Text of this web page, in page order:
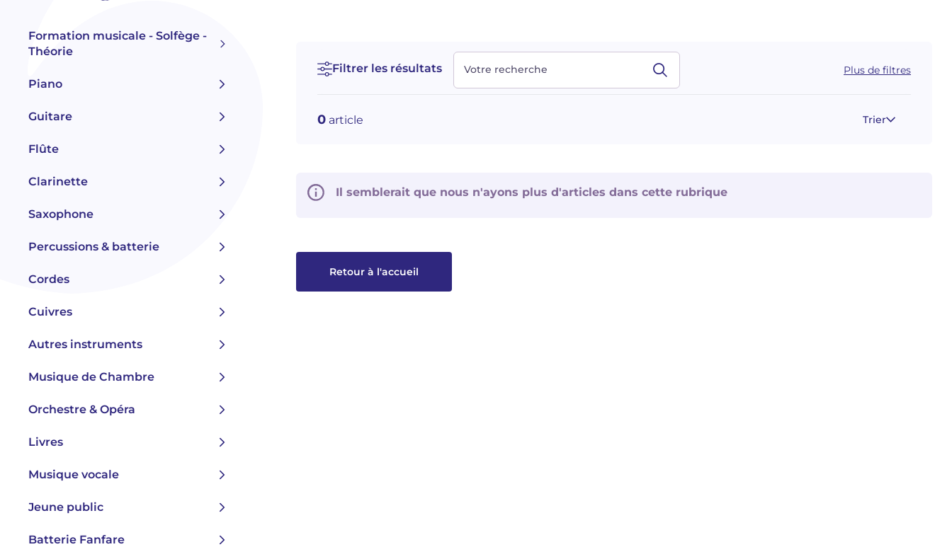
Filtrer les résultats Votre recherche Plus de filtres
0 article Trier
Formation musicale - Solfège -
Théorie
Piano
Guitare
Flûte
Clarinette
Saxophone
Percussions & batterie
Cordes
Cuivres
Autres instruments
Musique de Chambre
Orchestre & Opéra
Livres
Musique vocale
Jeune public
Batterie Fanfare
Il semblerait que nous n'ayons plus d'articles dans cette rubrique
Retour à l'accueil